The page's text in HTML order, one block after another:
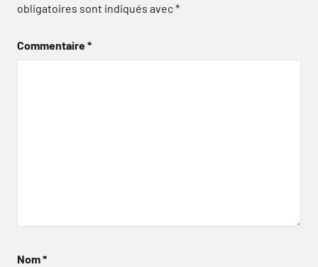
obligatoires sont indiqués avec*
Commentaire*
Nom*